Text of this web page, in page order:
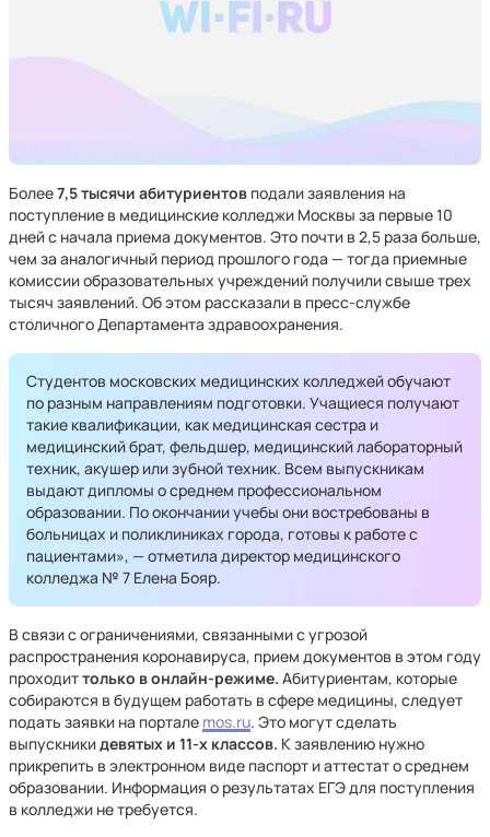
Более7,5 тысячи абитуриентов подали заявления на
поступление в медицинские колледжи Москвы за первые 10
дней с начала приема документов. Это почти в 2,5 раза больше,
чем за аналогичный период прошлого года — тогда приемные
комиссии образовательных учреждений получили свыше трех
тысяч заявлений. Об этом рассказали в пресс-службе
столичного Департамента здравоохранения.
Студентов московских медицинских колледжей обучают
по разным направлениям подготовки. Учащиеся получают
такие квалификации, как медицинская сестра и
медицинский брат, фельдшер, медицинский лабораторный
техник, акушер или зубной техник. Всем выпускникам
выдают дипломы о среднем профессиональном
образовании. По окончании учебы они востребованы в
больницах и поликлиниках города, готовы к работе с
пациентами», — отметила директор медицинского
колледжа № 7 Елена Бояр.
В связи с ограничениями, связанными с угрозой
распространения коронавируса, прием документов в этом году
проходиттолько в онлайн-режиме. Абитуриентам, которые
собираются в будущем работать в сфере медицины, следует
подать заявки на портале mos.ru. Это могут сделать
выпускникидевятых и 11-х классов. К заявлению нужно
прикрепить в электронном виде паспорт и аттестат о среднем
образовании. Информация о результатах ЕГЭ для поступления
в колледжи не требуется.